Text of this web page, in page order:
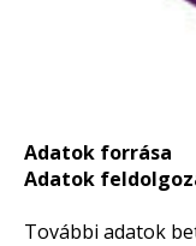
Adatok forrása
Adatok
További adatok